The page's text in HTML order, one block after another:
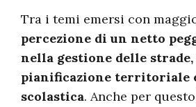
Tra i temi emersi con
percezione di un netto
nella gestione delle
pianificazione territoriale
scolastica. Anche per